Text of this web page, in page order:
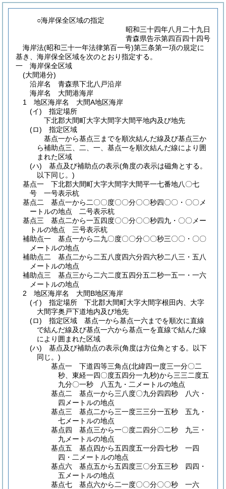
○海岸保全区域の指定
昭和三十四年八月二十九日
青森県告示第四百四十四号
海岸法(昭和三十一年法律第百一号)第三条第一項の規定に
基き、海岸保全区域を次のとおり指定する。
一 海岸保全区域
(大間港分)
沿岸名 青森県下北八戸沿岸
海岸名 大間港海岸
1 地区海岸名 大間A地区海岸
(イ) 指定場所
下北郡大間町大字大間字大間平地内及び地先
(ロ) 指定区域
基点一から基点三までを順次結んだ線及び基点三か
ら補助点三、二、一、基点一を順次結んだ線により囲
まれた区域
(ハ) 基点及び補助点の表示(角度の表示は磁角とする。
以下同じ。)
基点一 下北郡大間町大字大間字大間平一七番地八〇七
号 一号表示杭
基点二 基点一から二〇〇度〇〇分〇〇秒四〇〇・〇〇メ
ートルの地点 二号表示杭
基点三 基点二から一五四度〇〇分〇〇秒四九・〇〇メー
トルの地点 三号表示杭
補助点一 基点一から二九〇度〇〇分〇〇秒三〇〇・〇〇
メートルの地点
補助点二 基点二から二五八度四六分四六秒二八三・五八
メートルの地点
補助点三 基点三から二六二度五四分五二秒一五一・一六
メートルの地点
2 地区海岸名 大間B地区海岸
(イ) 指定場所 下北郡大間町大字大間字根田内、大字
大間字奥戸下道地内及び地先
(ロ) 指定区域 基点一から基点一六までを順次に直線
で結んだ線及び基点一六から基点一を直線で結んだ線
により囲まれた区域
(ハ) 基点及び補助点の表示(角度は方位角とする。以下
同じ。)
基点一 下道四等三角点(北緯四一度三一分〇二
秒、東経一四〇度五四分一九秒)から三三二度五
九分〇一秒 八五九・二メートルの地点
基点二 基点一から三八度〇九分四四秒 八六・
四メートルの地点
基点三 基点二から三一度三三分一五秒 五九・
七メートルの地点
基点四 基点三から一〇度二四分〇二秒 九三・
九メートルの地点
基点五 基点四から五四度五一分四七秒 一四
四・二メートルの地点
基点六 基点五から五四度三〇分五三秒 四四・
五メートルの地点
基点七 基点六から二一度〇〇分〇〇秒 一六